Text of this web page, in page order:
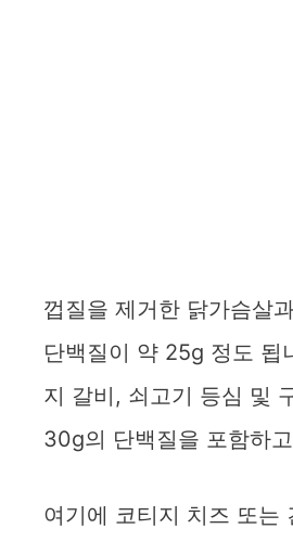
껍질을 제거한 닭가슴살
단백질이 약 25g 정도 됩
지 갈비, 쇠고기 등심 및
30g의 단백질을 포함하
여기에 코티지 치즈 또는